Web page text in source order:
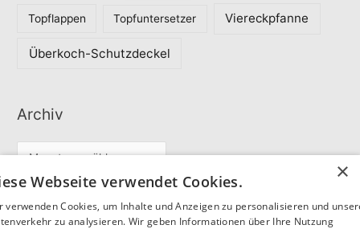
Topflappen Topfuntersetzer Viereckpfanne
Überkoch-Schutzdeckel
Archiv
Partner
×
Webseite verwendet Cookies.
verwenden Cookies, um Inhalte und Anzeigen zu personalisieren und
zu analysieren. Wir geben Informationen über Ihre Nutzung